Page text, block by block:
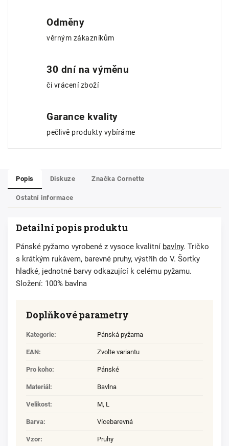
Odměny
věrným zákazníkům
30 dní na výměnu
či vrácení zboží
Garance kvality
pečlivě produkty vybíráme
Popis Diskuze Značka Cornette
Ostatní informace
Detailní popis produktu
Pánské pyžamo vyrobené z vysoce kvalitní bavlny. Tričko
s krátkým rukávem, barevné pruhy, výstřih do V. Šortky
hladké, jednotné barvy odkazující k celému pyžamu.
Složení: 100% bavlna
Doplňkové parametry
Kategorie: Pánská pyžama
EAN: Zvolte variantu
Pro koho: Pánské
Materiál : Bavlna
Velikost: M, L
Barva: Vícebarevná
Vzor: Pruhy